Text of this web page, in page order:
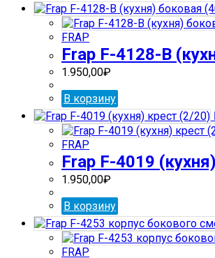
FRAP
Frap F-4128-В
1.950,00₽
В корзину
FRAP
Frap F-4019
1.950,00₽
В корзину
FRAP